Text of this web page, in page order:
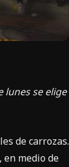
lunes se elige
de carrozas.
en medio de